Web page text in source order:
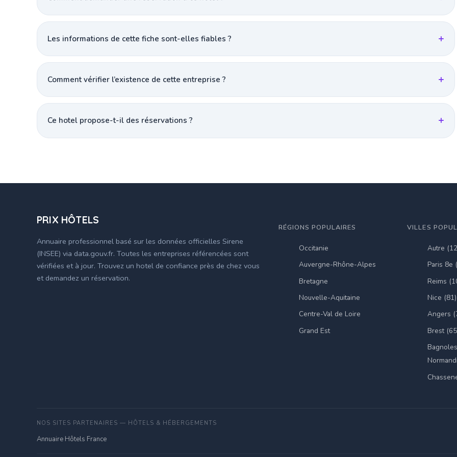
Les informations de cette fiche sont-elles fiables ?
Comment vérifier l’existence de cette entreprise ?
Ce hotel propose-t-il des réservations ?
PRIX HÔTELS
Annuaire professionnel basé sur les données officielles Sirene
(INSEE) via data.gouv.fr. Toutes les entreprises référencées sont
vérifiées et à jour. Trouvez un hotel de confiance près de chez vous
et demandez un réservation.
RÉGIONS POPULAIRES
Occitanie
Auvergne-Rhône-Alpes
Bretagne
Nouvelle-Aquitaine
Centre-Val de Loire
Grand Est
VILLES
Autre
Paris 8e
Reims
Nice (81)
Angers
Brest
NOS SITES PARTENAIRES — HÔTELS & HÉBERGEMENTS
Annuaire Hôtels France